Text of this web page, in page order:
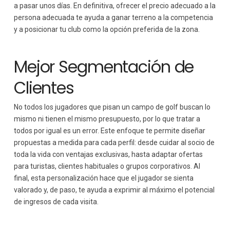
a pasar unos días. En definitiva, ofrecer el precio adecuado a la
persona adecuada te ayuda a ganar terreno a la competencia
y a posicionar tu club como la opción preferida de la zona.
Mejor Segmentación de
Clientes
No todos los jugadores que pisan un campo de golf buscan lo
mismo ni tienen el mismo presupuesto, por lo que tratar a
todos por igual es un error. Este enfoque te permite diseñar
propuestas a medida para cada perfil: desde cuidar al socio de
toda la vida con ventajas exclusivas, hasta adaptar ofertas
para turistas, clientes habituales o grupos corporativos. Al
final, esta personalización hace que el jugador se sienta
valorado y, de paso, te ayuda a exprimir al máximo el potencial
de ingresos de cada visita.